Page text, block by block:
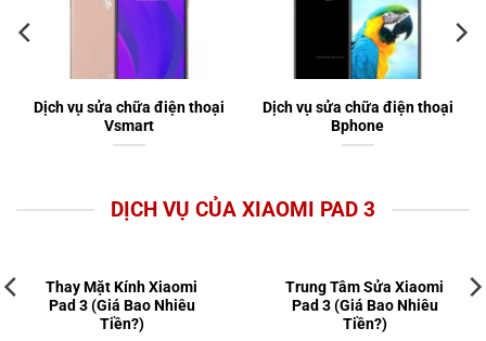
Dịch vụ sửa chữa điện thoại
Vsmart
Dịch vụ sửa chữa điện thoại
Bphone
DỊCH VỤ CỦA XIAOMI PAD 3
Thay Mic Xiaomi Pad 3
(Giá Bao Nhiêu Tiền?)
Thay Màn Hình Xiaomi
Pad 3 (Giá Bao Nhiêu
Tiền?)